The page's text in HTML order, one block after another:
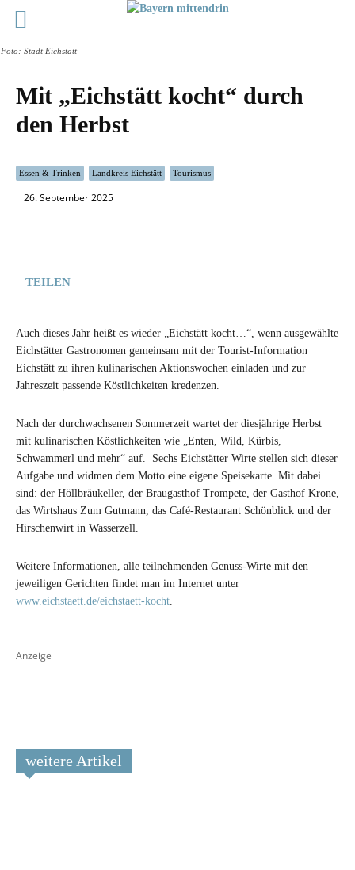
Mit „Eichstätt kocht“ durch
den Herbst
Essen & Trinken Landkreis Eichstätt Tourismus
26. September 2025
Foto: Stadt Eichstätt
weitere Artikel
TEILEN
Auch dieses Jahr heißt es wieder „Eichstätt kocht…“, wenn ausgewählte
Eichstätter Gastronomen gemeinsam mit der Tourist-Information
Eichstätt zu ihren kulinarischen Aktionswochen einladen und zur
Jahreszeit passende Köstlichkeiten kredenzen.
Nach der durchwachsenen Sommerzeit wartet der diesjährige Herbst
mit kulinarischen Köstlichkeiten wie „Enten, Wild, Kürbis,
Schwammerl und mehr“ auf. Sechs Eichstätter Wirte stellen sich dieser
Aufgabe und widmen dem Motto eine eigene Speisekarte. Mit dabei
sind: der Höllbräukeller, der Braugasthof Trompete, der Gasthof Krone,
das Wirtshaus Zum Gutmann, das Café-Restaurant Schönblick und der
Hirschenwirt in Wasserzell.
Weitere Informationen, alle teilnehmenden Genuss-Wirte mit den
jeweiligen Gerichten findet man im Internet unter
www.eichstaett.de/eichstaett-kocht
Anzeige